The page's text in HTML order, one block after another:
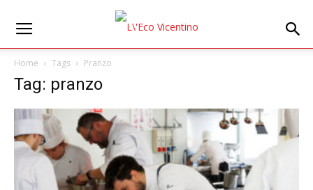
Home Tags Pranzo
Tag: pranzo